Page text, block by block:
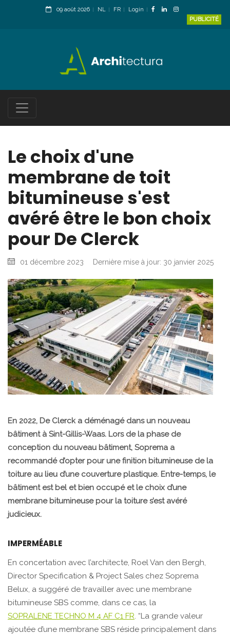
09 août 2026 NL FR
Login
PUBLICITÉ
Le choix d'une
membrane de toit
bitumineuse s'est
avéré être le bon choix
pour De Clerck
01 décembre 2023 Dernière mise à jour: 30 janvier 2025
En 2022, De Clerck a déménagé dans un nouveau
bâtiment à Sint-Gillis-Waas. Lors de la phase de
conception du nouveau bâtiment, Soprema a
recommandé d’opter pour une finition bitumineuse de la
toiture au lieu d’une couverture plastique. Entre-temps, le
bâtiment est bel et bien occupé et le choix d’une
membrane bitumineuse pour la toiture s’est avéré
judicieux.
IMPERMÉABLE
En concertation avec l’architecte, Roel Van den Bergh,
Director Specification & Project Sales chez Soprema
Belux, a suggéré de travailler avec une membrane
bitumineuse SBS comme, dans ce cas, la
SOPRALENE TECHNO M 4 AF C1 FR. “La grande valeur
ajoutée d’une membrane SBS réside principalement dans